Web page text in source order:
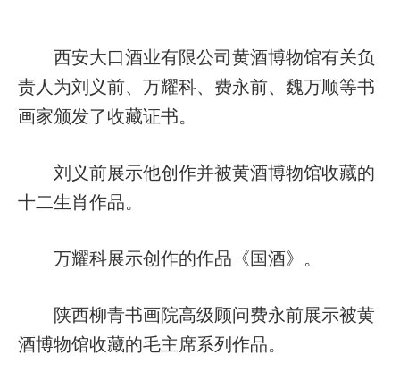
西安大口酒业有限公司黄酒博物馆有关负
责人为刘义前、万耀科、费永前、魏万顺等书
画家颁发了收藏证书。
刘义前展示他创作并被黄酒博物馆收藏的
十二生肖作品。
万耀科展示创作的作品《国酒》。
陕西柳青书画院高级顾问费永前展示被黄
酒博物馆收藏的毛主席系列作品。